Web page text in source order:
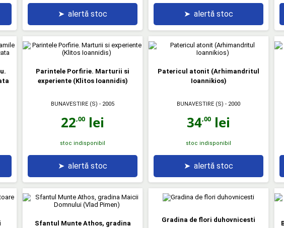
➤ alertă stoc ➤ alertă stoc
Parintele Porfirie. Marturii si
experiente (Klitos Ioannidis)
BUNAVESTIRE (S) - 2005
22,00 lei
stoc indisponibil
➤ alertă stoc
Patericul atonit (Arhimandritul
Ioannikios)
BUNAVESTIRE (S) - 2000
34,00 lei
stoc indisponibil
➤ alertă stoc
Sfantul Munte Athos, gradina
Gradina de flori duhovnicesti